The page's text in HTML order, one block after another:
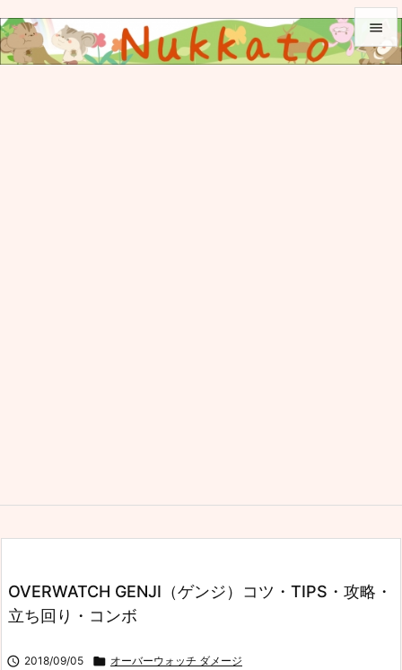


OVERWATCH GENJI（ゲンジ）コツ・TIPS・攻略・
立ち回り・コンボ
 2018/09/05  オーバーウォッチ ダメージ